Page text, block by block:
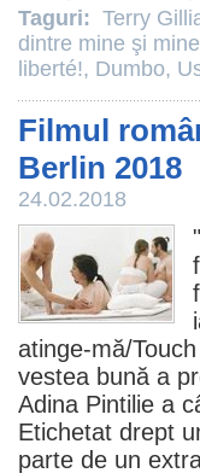
Taguri: Terry
dintre mine şi mine
liberté!, Dumbo,
Filmul
Berlin 2018
24.02.2018
atinge-mă/
vestea bună a
Adina Pintilie a
Etichetat drept
parte de un